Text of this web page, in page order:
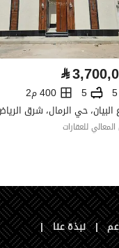
،أخرى
4488/1
-
⃁
5
5
400 م2
للعقارات
| نبذة عنا |